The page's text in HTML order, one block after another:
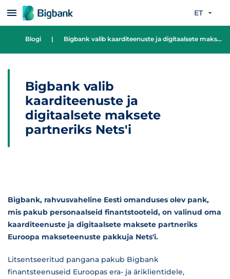
Liigu edasi põhisisu juurde ET
Blogi | Bigbank valib kaarditeenuste ja digitaalsete maksete partneriks Nets'i
Bigbank valib
kaarditeenuste ja
digitaalsete maksete
partneriks Nets'i
Bigbank, rahvusvaheline Eesti omanduses olev pank,
mis pakub personaalseid finantstooteid, on valinud oma
kaarditeenuste ja digitaalsete maksete partneriks
Euroopa makseteenuste pakkuja Nets'i.
Litsentseeritud pangana pakub Bigbank
finantsteenuseid Euroopas era- ja äriklientidele,